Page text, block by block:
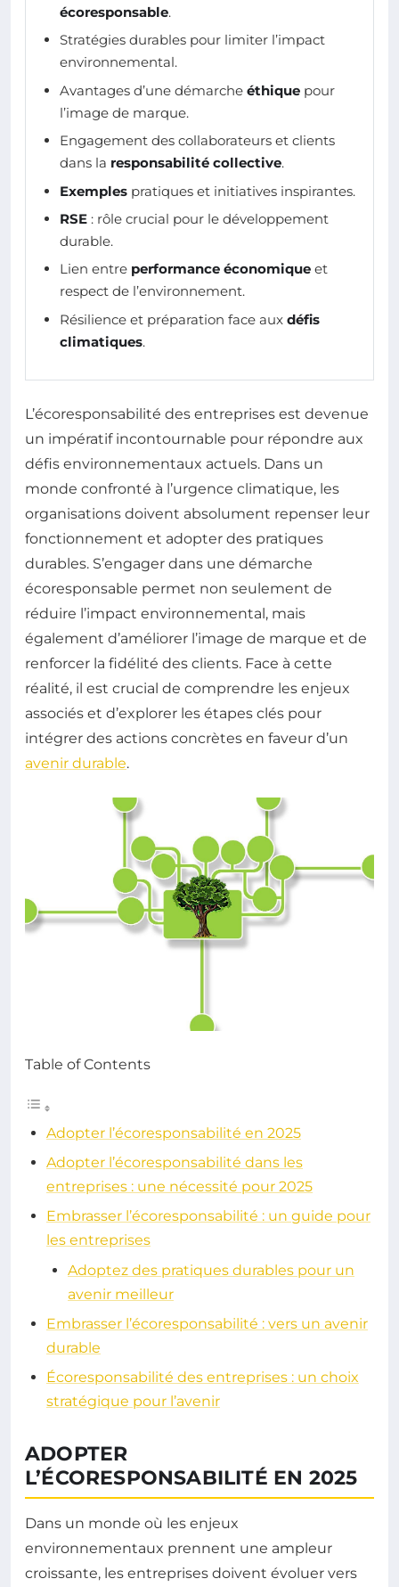
écoresponsable.
Stratégies durables pour limiter l’impact
environnemental.
Avantages d’une démarche éthique pour
l’image de marque.
Engagement des collaborateurs et clients
dans la responsabilité collective.
Exemples pratiques et initiatives inspirantes.
RSE : rôle crucial pour le développement
durable.
Lien entre performance économique et
respect de l’environnement.
Résilience et préparation face aux défis
climatiques.
L’écoresponsabilité des entreprises est devenue
un impératif incontournable pour répondre aux
défis environnementaux actuels. Dans un
monde confronté à l’urgence climatique, les
organisations doivent absolument repenser leur
fonctionnement et adopter des pratiques
durables. S’engager dans une démarche
écoresponsable permet non seulement de
réduire l’impact environnemental, mais
également d’améliorer l’image de marque et de
renforcer la fidélité des clients. Face à cette
réalité, il est crucial de comprendre les enjeux
associés et d’explorer les étapes clés pour
intégrer des actions concrètes en faveur d’un
avenir durable.
Table of Contents
Adopter l’écoresponsabilité en 2025
Adopter l’écoresponsabilité dans les
entreprises : une nécessité pour 2025
Embrasser l’écoresponsabilité : un guide pour
les entreprises
Adoptez des pratiques durables pour un
avenir meilleur
Embrasser l’écoresponsabilité : vers un avenir
durable
Écoresponsabilité des entreprises : un choix
stratégique pour l’avenir
ADOPTER
L’ÉCORESPONSABILITÉ EN 2025
Dans un monde où les enjeux
environnementaux prennent une ampleur
croissante, les entreprises doivent évoluer vers